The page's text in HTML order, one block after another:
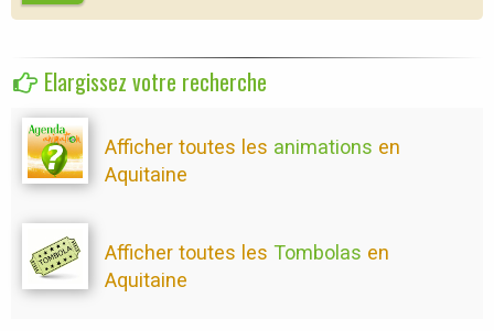
Elargissez votre recherche
Afficher toutes les animations en
Aquitaine
Afficher toutes les Tombolas en
Aquitaine